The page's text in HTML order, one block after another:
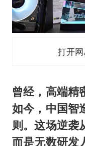
打开
曾经，高端精
如今，中国智
则。这场逆袭
而是无数研发